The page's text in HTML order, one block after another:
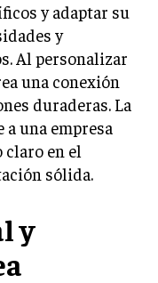
DE CONFLICTOS
y adaptar su
y
Al personalizar
una conexión
duraderas. La
una empresa
en el
sólida.
y